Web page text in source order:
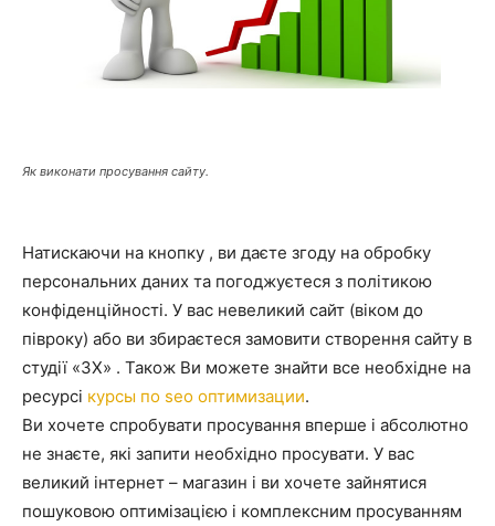
Як виконати просування сайту.
Натискаючи на кнопку , ви даєте згоду на обробку
персональних даних та погоджуєтеся з політикою
конфіденційності. У вас невеликий сайт (віком до
півроку) або ви збираєтеся замовити створення сайту в
студії «3X» . Також Ви можете знайти все необхідне на
ресурсі курсы по seo оптимизации.
Ви хочете спробувати просування вперше і абсолютно
не знаєте, які запити необхідно просувати. У вас
великий інтернет – магазин і ви хочете зайнятися
пошуковою оптимізацією і комплексним просуванням